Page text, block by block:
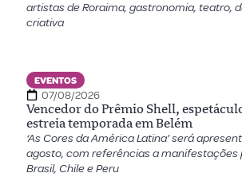
artistas de Roraima, gastronomia, teatro,
criativa
EVENTOS
07/08/2026
Vencedor do Prêmio Shell,
estreia temporada em Belém
‘As Cores da América Latina’ será
agosto, com referências a manifestações
Brasil, Chile e Peru